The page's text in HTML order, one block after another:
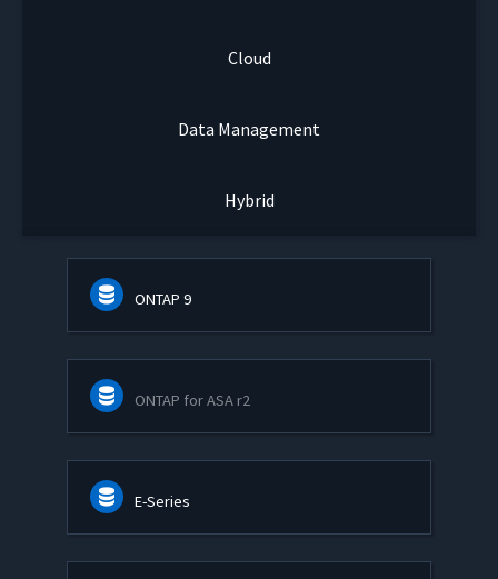
Cloud
Data Management
Hybrid
ONTAP 9
ONTAP for ASA r2
E-Series